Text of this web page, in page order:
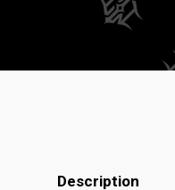
Description